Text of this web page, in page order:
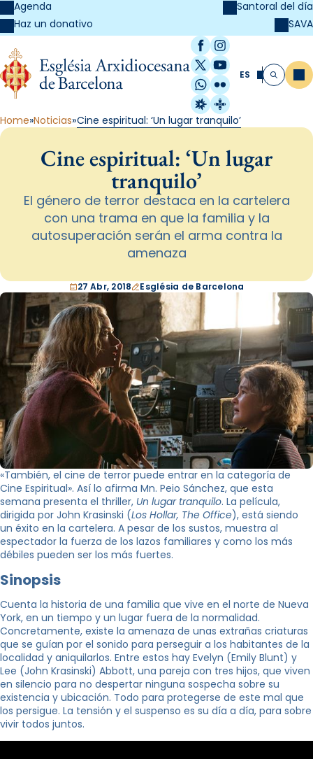
Agenda
Haz un donativo
Santoral del día
SAVA
Facebook
Instagram
X / Twitter
YouTube
WhatsApp
Flickr
Radio Estel
Catalunya
ES Buscar
Home Noticias Cine espiritual: ‘Un lugar tranquilo’
Cine espiritual: ‘Un lugar
tranquilo’
El género de terror destaca en la cartelera
con una trama en que la familia y la
autosuperación serán el arma contra la
amenaza
27 Abr, 2018 Església de Barcelona
«También, el cine de terror puede entrar en la categoría de
Cine Espiritual». Así lo afirma Mn. Peio Sánchez, que esta
semana presenta el thriller, Un lugar tranquilo. La película,
dirigida por John Krasinski (Los Hollar, The Office), está siendo
un éxito en la cartelera. A pesar de los sustos, muestra al
espectador la fuerza de los lazos familiares y como los más
débiles pueden ser los más fuertes.
Sinopsis
Cuenta la historia de una familia que vive en el norte de Nueva
York, en un tiempo y un lugar fuera de la normalidad.
Concretamente, existe la amenaza de unas extrañas criaturas
que se guían por el sonido para perseguir a los habitantes de la
localidad y aniquilarlos. Entre estos hay Evelyn (Emily Blunt) y
Lee (John Krasinski) Abbott, una pareja con tres hijos, que viven
en silencio para no despertar ninguna sospecha sobre su
existencia y ubicación. Todo para protegerse de este mal que
los persigue. La tensión y el suspenso es su día a día, para sobre
vivir todos juntos.